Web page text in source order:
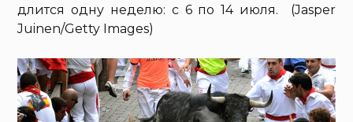
длится одну неделю: с 6 по 14 июля. (Jasper
Juinen/Getty Images)